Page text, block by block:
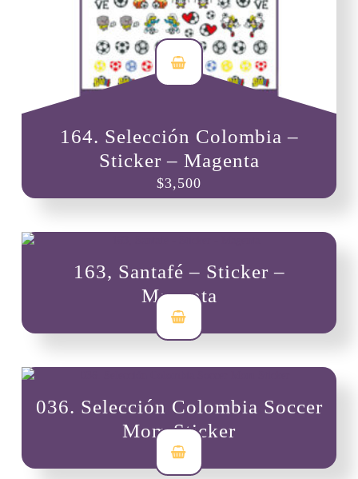
164. Selección Colombia –
Sticker – Magenta
$3,500
163, Santafé – Sticker –
Magenta
3,500
036. Selección Colombia Soccer
Mom Sticker
3,500